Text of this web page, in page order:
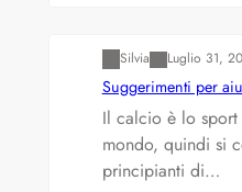
Silvia Luglio 31,
Suggerimenti per
Il calcio è lo
mondo, quindi si
principianti di…